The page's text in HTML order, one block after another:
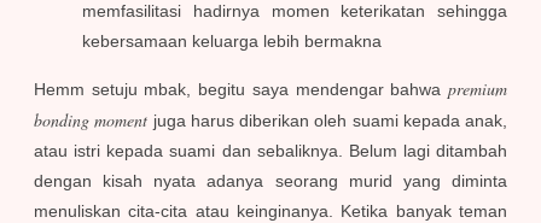
memfasilitasi hadirnya momen keterikatan sehingga
kebersamaan keluarga lebih bermakna
Hemm setuju mbak, begitu saya mendengar bahwa premium
bonding moment juga harus diberikan oleh suami kepada anak,
atau istri kepada suami dan sebaliknya. Belum lagi ditambah
dengan kisah nyata adanya seorang murid yang diminta
menuliskan cita-cita atau keinginanya. Ketika banyak teman